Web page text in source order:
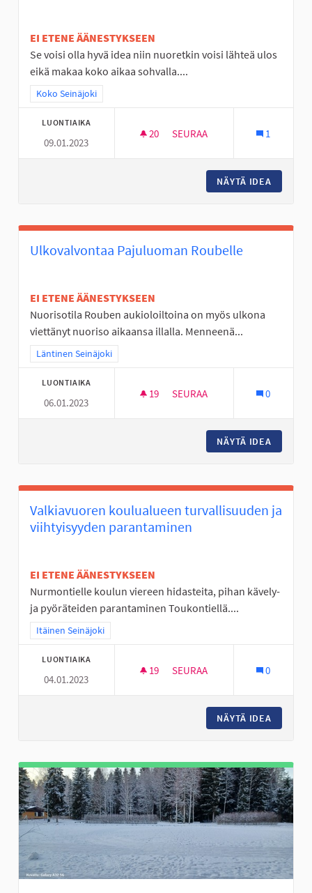
EI ETENE ÄÄNESTYKSEEN
Se voisi olla hyvä idea niin nuoretkin voisi lähteä ulos
eikä makaa koko aikaa sohvalla....
Rajaa tulokset teeman mukaan: Koko Seinäjoki
Koko Seinäjoki
LUONTIAIKA
09.01.2023
20 20 SEURAAJAA
SEURAA 1
NÄYTÄ IDEA
Ulkovalvontaa Pajuluoman Roubelle
EI ETENE ÄÄNESTYKSEEN
Nuorisotila Rouben aukioloiltoina on myös ulkona
viettänyt nuoriso aikaansa illalla. Menneenä...
Rajaa tulokset teeman mukaan: Läntinen Seinäjoki
Läntinen Seinäjoki
LUONTIAIKA
06.01.2023
19 19 SEURAAJAA
SEURAA 0
NÄYTÄ IDEA
Valkiavuoren koulualueen turvallisuuden ja
viihtyisyyden parantaminen
EI ETENE ÄÄNESTYKSEEN
Nurmontielle koulun viereen hidasteita, pihan kävely-
ja pyöräteiden parantaminen Toukontiellä....
Rajaa tulokset teeman mukaan: Itäinen Seinäjoki
Itäinen Seinäjoki
LUONTIAIKA
04.01.2023
19 19 SEURAAJAA
SEURAA 0
NÄYTÄ IDEA